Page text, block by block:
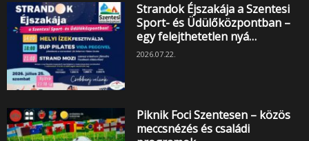
Strandok Éjszakája a Szentesi
Sport- és Üdülőközpontban –
egy felejthetetlen nyá…
2026.07.22.
Piknik Foci Szentesen – közös
meccsnézés és családi